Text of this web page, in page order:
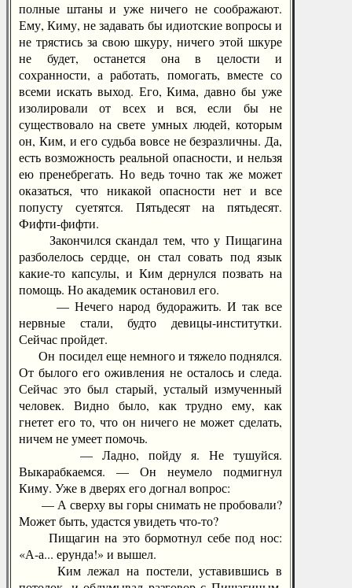
полные штаны и уже ничего не соображают.
Ему, Киму, не задавать бы идиотские вопросы и
не трястись за свою шкуру, ничего этой шкуре
не будет, останется она в целости и
сохранности, а работать, помогать, вместе со
всеми искать выход. Его, Кима, давно бы уже
изолировали от всех и вся, если бы не
существовало на свете умных людей, которым
он, Ким, и его судьба вовсе не безразличны. Да,
есть возможность реальной опасности, и нельзя
ею пренебрегать. Но ведь точно так же может
оказаться, что никакой опасности нет и все
попусту суетятся. Пятьдесят на пятьдесят.
Фифти-фифти.
Закончился скандал тем, что у Пищагина
разболелось сердце, он стал совать под язык
какие-то капсулы, и Ким дернулся позвать на
помощь. Но академик остановил его.
— Нечего народ будоражить. И так все
нервные стали, будто девицы-институтки.
Сейчас пройдет.
Он посидел еще немного и тяжело поднялся.
От былого его оживления не осталось и следа.
Сейчас это был старый, усталый измученный
человек. Видно было, как трудно ему, как
гнетет его то, что он ничего не может сделать,
ничем не умеет помочь.
— Ладно, пойду я. Не тушуйся.
Выкарабкаемся. — Он неумело подмигнул
Киму. Уже в дверях его догнал вопрос:
— А сверху вы горы снимать не пробовали?
Может быть, удастся увидеть что-то?
Пищагин на это бормотнул себе под нос:
«А-а... ерунда!» и вышел.
Ким лежал на постели, уставившись в